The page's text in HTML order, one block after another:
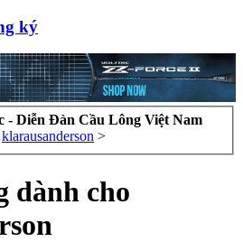
ký
- Diễn Đàn Cầu Lông Việt Nam
klarausanderson >
dành cho